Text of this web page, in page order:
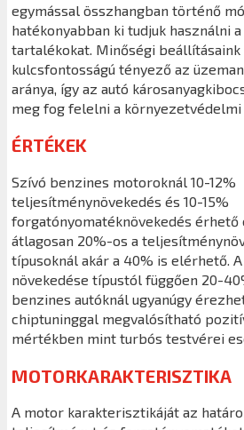
egymással összhangban történő
hatékonyabban ki tudjuk használni
tartalékokat. Minőségi beállításaink
kulcsfontosságú tényező az
aránya, így az autó
meg fog felelni a környezetvédelmi
ÉRTÉKEK
Szívó benzines motoroknál 10-12%
teljesítménynövekedés és 10-15%
forgatónyomatéknövekedés érhető
átlagosan 20%-os a
típusoknál akár a 40% is elérhető.
növekedése típustól függően 20-
benzines autóknál ugyanúgy
chiptuninggal megvalósítható
mértékben mint turbós testvérei
MOTORKARAKTERISZTIKA
A motor karakterisztikáját az